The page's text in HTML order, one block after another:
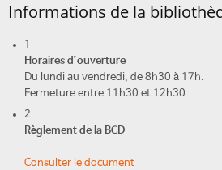
Informations de la
1
Horaires d’ouverture
Du lundi au vendredi, de 8h30 à 17h.
Fermeture entre 11h30 et 12h30.
2
Règlement de la BCD
Consulter le document